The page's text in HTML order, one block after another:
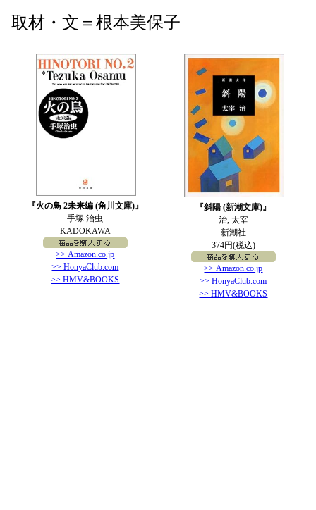
取材・文＝根本美保子
『火の鳥 2未来編 (角川文庫)』
手塚 治虫
KADOKAWA
>> Amazon.co.jp
>> HonyaClub.com
>> HMV&BOOKS
『斜陽 (新潮文庫)』
治, 太宰
新潮社
374円(税込)
>> Amazon.co.jp
>> HonyaClub.com
>> HMV&BOOKS